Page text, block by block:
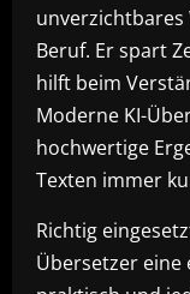
unverzichtbares
Beruf. Er spart
hilft beim
Moderne KI-
hochwertige
Texten immer
Richtig
Übersetzer